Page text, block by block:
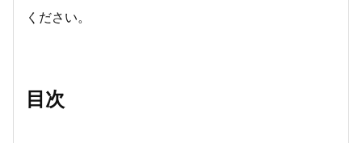
ください。
目次